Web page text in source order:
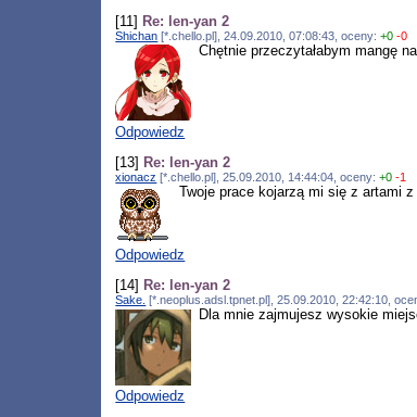
[11] Re: len-yan 2
Shichan [*.chello.pl], 24.09.2010, 07:08:43, oceny:+0 -0
Chętnie przeczytałabym mangę
Odpowiedz
[13] Re: len-yan 2
xionacz [*.chello.pl], 25.09.2010, 14:44:04, oceny:+0 -1
Twoje prace kojarzą mi się z artami
Odpowiedz
[14] Re: len-yan 2
Sake. [*.neoplus.adsl.tpnet.pl], 25.09.2010, 22:42:10,
Dla mnie zajmujesz wysokie
Odpowiedz